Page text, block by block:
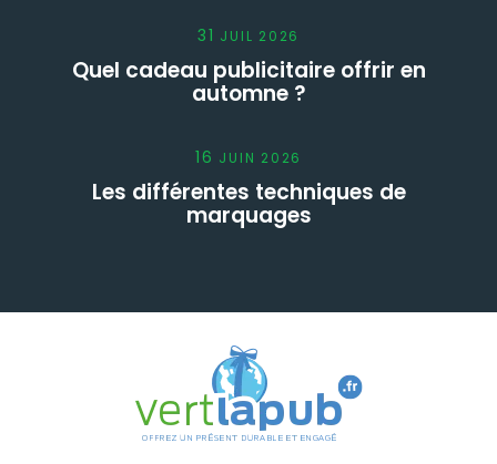
31 JUIL 2026
Quel cadeau publicitaire offrir en
automne ?
16 JUIN 2026
Les différentes techniques de
marquages